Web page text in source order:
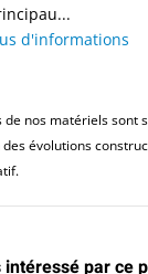
d'informations
nos matériels sont
évolutions
intéressé par ce